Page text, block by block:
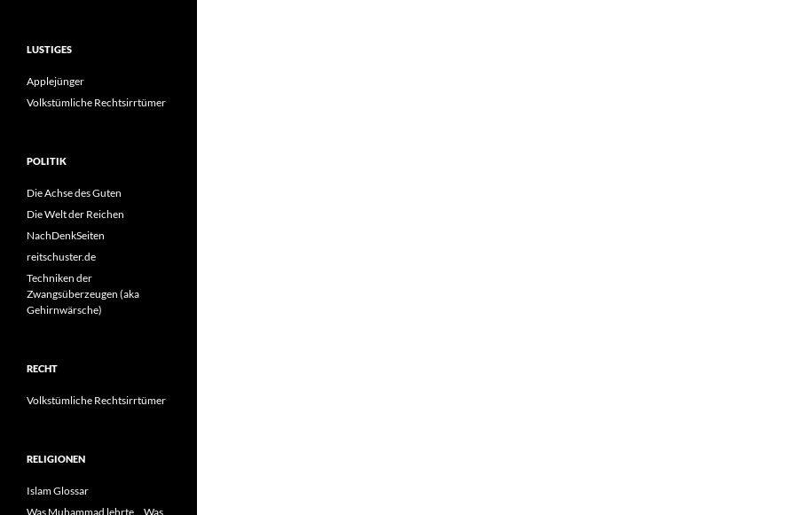
LUSTIGES
Applejünger
Volkstümliche Rechtsirrtümer
POLITIK
Die Achse des Guten
Die Welt der Reichen
NachDenkSeiten
reitschuster.de
Techniken der
Zwangsüberzeugen (aka
Gehirnwärsche)
RECHT
Volkstümliche Rechtsirrtümer
RELIGIONEN
Islam Glossar
Was Muhammad lehrte… Was